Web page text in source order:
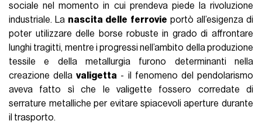
sociale nel momento in cui prendeva piede la rivoluzione
industriale. La nascita delle ferrovie portò all’esigenza di
poter utilizzare delle borse robuste in grado di affrontare
lunghi tragitti, mentre i progressi nell’ambito della produzione
tessile e della metallurgia furono determinanti nella
creazione dellavaligetta - il fenomeno del pendolarismo
aveva fatto sì che le valigette fossero corredate di
serrature metalliche per evitare spiacevoli aperture durante
il trasporto.